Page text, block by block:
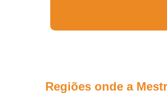
Regiões onde a